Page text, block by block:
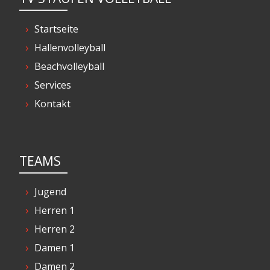
Startseite
Hallenvolleyball
Beachvolleyball
Services
Kontakt
TEAMS
Jugend
Herren 1
Herren 2
Damen 1
Damen 2